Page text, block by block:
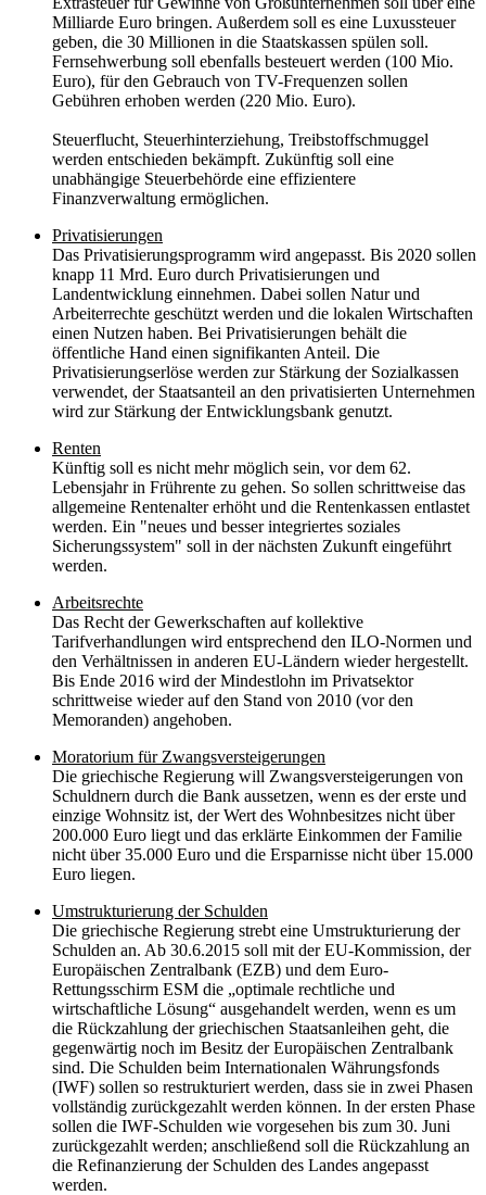
Milliarde Euro bringen. Außerdem soll es eine Luxussteuer
geben, die 30 Millionen in die Staatskassen spülen soll.
Fernsehwerbung soll ebenfalls besteuert werden (100 Mio.
Euro), für den Gebrauch von TV-Frequenzen sollen
Gebühren erhoben werden (220 Mio. Euro).
Steuerflucht, Steuerhinterziehung, Treibstoffschmuggel
werden entschieden bekämpft. Zukünftig soll eine
unabhängige Steuerbehörde eine effizientere
Finanzverwaltung ermöglichen.
Privatisierungen
Das Privatisierungsprogramm wird angepasst. Bis 2020 sollen
knapp 11 Mrd. Euro durch Privatisierungen und
Landentwicklung einnehmen. Dabei sollen Natur und
Arbeiterrechte geschützt werden und die lokalen Wirtschaften
einen Nutzen haben. Bei Privatisierungen behält die
öffentliche Hand einen signifikanten Anteil. Die
Privatisierungserlöse werden zur Stärkung der Sozialkassen
verwendet, der Staatsanteil an den privatisierten Unternehmen
wird zur Stärkung der Entwicklungsbank genutzt.
Renten
Künftig soll es nicht mehr möglich sein, vor dem 62.
Lebensjahr in Frührente zu gehen. So sollen schrittweise das
allgemeine Rentenalter erhöht und die Rentenkassen entlastet
werden. Ein "neues und besser integriertes soziales
Sicherungssystem" soll in der nächsten Zukunft eingeführt
werden.
Arbeitsrechte
Das Recht der Gewerkschaften auf kollektive
Tarifverhandlungen wird entsprechend den ILO-Normen und
den Verhältnissen in anderen EU-Ländern wieder hergestellt.
Bis Ende 2016 wird der Mindestlohn im Privatsektor
schrittweise wieder auf den Stand von 2010 (vor den
Memoranden) angehoben.
Moratorium für Zwangsversteigerungen
Die griechische Regierung will Zwangsversteigerungen von
Schuldnern durch die Bank aussetzen, wenn es der erste und
einzige Wohnsitz ist, der Wert des Wohnbesitzes nicht über
200.000 Euro liegt und das erklärte Einkommen der Familie
nicht über 35.000 Euro und die Ersparnisse nicht über 15.000
Euro liegen.
Umstrukturierung der Schulden
Die griechische Regierung strebt eine Umstrukturierung der
Schulden an. Ab 30.6.2015 soll mit der EU-Kommission, der
Europäischen Zentralbank (EZB) und dem Euro-
Rettungsschirm ESM die „optimale rechtliche und
wirtschaftliche Lösung“ ausgehandelt werden, wenn es um
die Rückzahlung der griechischen Staatsanleihen geht, die
gegenwärtig noch im Besitz der Europäischen Zentralbank
sind. Die Schulden beim Internationalen Währungsfonds
(IWF) sollen so restrukturiert werden, dass sie in zwei Phasen
vollständig zurückgezahlt werden können. In der ersten Phase
sollen die IWF-Schulden wie vorgesehen bis zum 30. Juni
zurückgezahlt werden; anschließend soll die Rückzahlung an
die Refinanzierung der Schulden des Landes angepasst
werden.